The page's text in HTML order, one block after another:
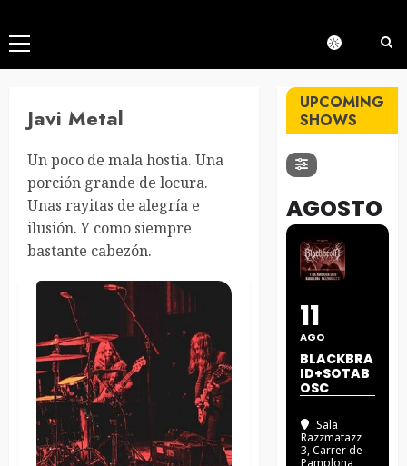
Menú
principal
Javi Metal
Un poco de mala hostia. Una
porción grande de locura.
Unas rayitas de alegría e
ilusión. Y como siempre
bastante cabezón.
UPCOMING
SHOWS
AGOSTO
11
AGO
BLACKBRA
ID+SOTAB
OSC
Sala
Razzmatazz
3, Carrer de